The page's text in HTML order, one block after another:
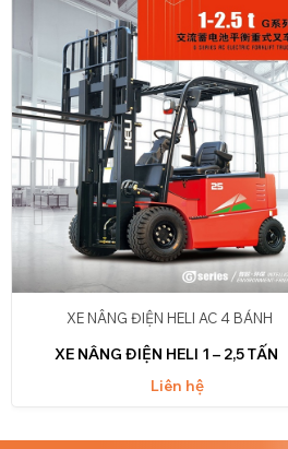
XE NÂNG ĐIỆN HELI AC 4 BÁNH
XE NÂNG ĐIỆN HELI 1 – 2,5 TẤN
Liên hệ